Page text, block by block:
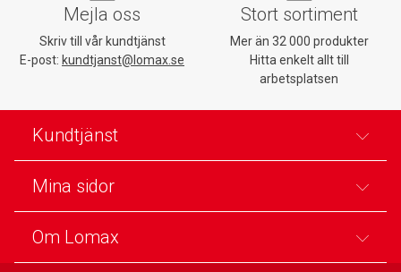
Mejla oss
Skriv till vår kundtjänst
E-post: kundtjanst@lomax.se
Stort sortiment
Mer än 32 000 produkter
Hitta enkelt allt till
arbetsplatsen
Kundtjänst
Mina sidor
Om Lomax